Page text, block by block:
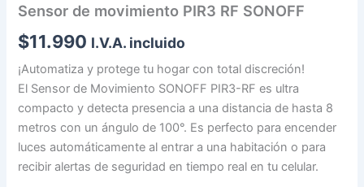
Sensor de movimiento PIR3 RF SONOFF
$11.990 I.V.A. incluido
¡Automatiza y protege tu hogar con total discreción!
El Sensor de Movimiento SONOFF PIR3-RF es ultra
compacto y detecta presencia a una distancia de hasta 8
metros con un ángulo de 100°. Es perfecto para encender
luces automáticamente al entrar a una habitación o para
recibir alertas de seguridad en tiempo real en tu celular.